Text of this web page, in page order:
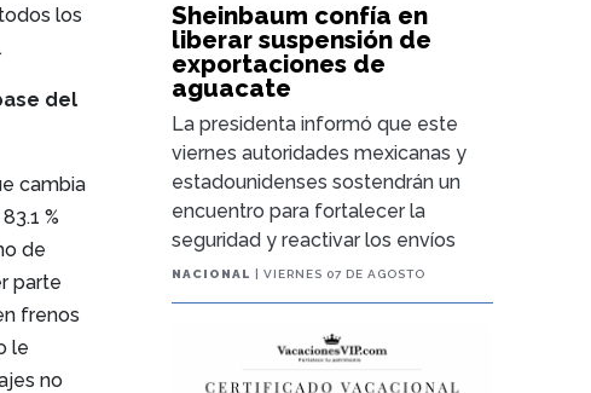
los
del
cambia
%
de
parte
frenos
le
no
Sheinbaum confía en
liberar suspensión de
exportaciones de
aguacate
La presidenta informó que este
viernes autoridades mexicanas y
estadounidenses sostendrán un
encuentro para fortalecer la
seguridad y reactivar los envíos
NACIONAL | VIERNES 07 DE AGOSTO